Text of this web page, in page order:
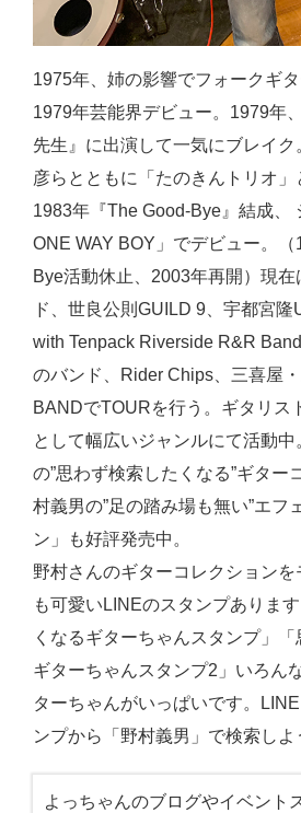
1975年、姉の影響でフォークギタ
1979年芸能界デビュー。1979年
先生』に出演して一気にブレイ
彦らとともに「たのきんトリオ」
1983年『The Good-Bye』結成、
ONE WAY BOY」でデビュー。
Bye活動休止、2003年再開）現
ド、世良公則GUILD 9、宇都宮隆
with Tenpack Riverside R&R
のバンド、Rider Chips、三喜屋
BANDでTOURを行う。ギタリス
として幅広いジャンルにて活動
の”思わず検索したくなる”ギター
村義男の”足の踏み場も無い”エフ
ン」も好評発売中。
野村さんのギターコレクション
も可愛いLINEのスタンプありま
くなるギターちゃんスタンプ」
ギターちゃんスタンプ2」いろん
ターちゃんがいっぱいです。
ンプから「野村義男」で検索しよ
よっちゃんのブログやイベント